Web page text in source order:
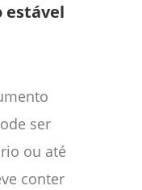
estável
ser
ou até
conter